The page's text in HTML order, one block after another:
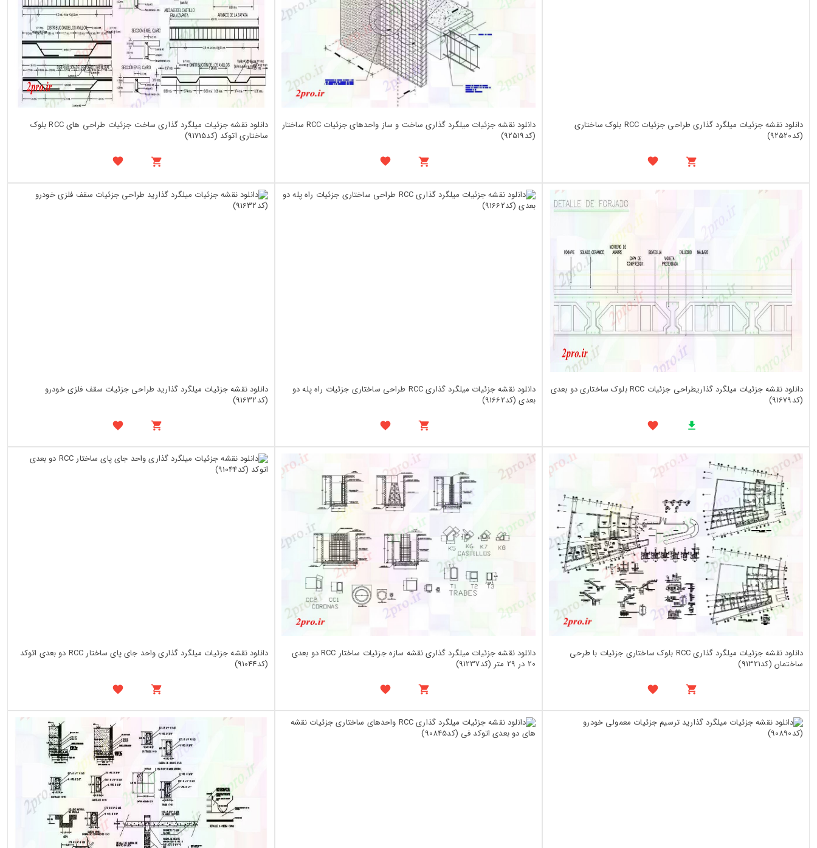
دانلود نقشه جزئیات میلگرد گذاری طراحی جزئیات RCC بلوک ساختاری
(کد92520)
دانلود نقشه جزئیات میلگرد گذاری ساخت و ساز واحدهای جزئیات RCC ساختار
(کد92519)
دانلود نقشه جزئیات میلگرد گذاری ساخت جزئیات طراحی های RCC بلوک
ساختاری اتوکد (کد91715)
دانلود نقشه جزئیات میلگرد گذاریطراحی جزئیات RCC بلوک ساختاری دو بعدی
(کد91679)
دانلود نقشه جزئیات میلگرد گذاری RCC طراحی ساختاری جزئیات راه پله دو
بعدی (کد91662)
دانلود نقشه جزئیات میلگرد گذارید طراحی جزئیات سقف فلزی خودرو
(کد91632)
دانلود نقشه جزئیات میلگرد گذاری RCC بلوک ساختاری جزئیات با طرحی
ساختمان (کد91321)
دانلود نقشه جزئیات میلگرد گذاری نقشه سازه جزئیات ساختار RCC دو بعدی
20 در 29 متر (کد91237)
دانلود نقشه جزئیات میلگرد گذاری واحد جای پای ساختار RCC دو بعدی اتوکد
(کد91044)